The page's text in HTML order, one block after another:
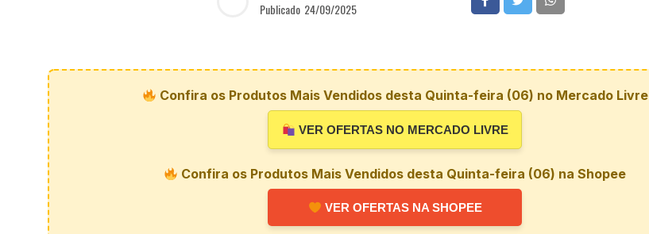
Publicado 24/09/2025
Confira os Produtos Mais Vendidos desta Quinta-feira (06) no Mercado Livre
VER OFERTAS NO MERCADO LIVRE
Confira os Produtos Mais Vendidos desta Quinta-feira (06) na Shopee
VER OFERTAS NA SHOPEE